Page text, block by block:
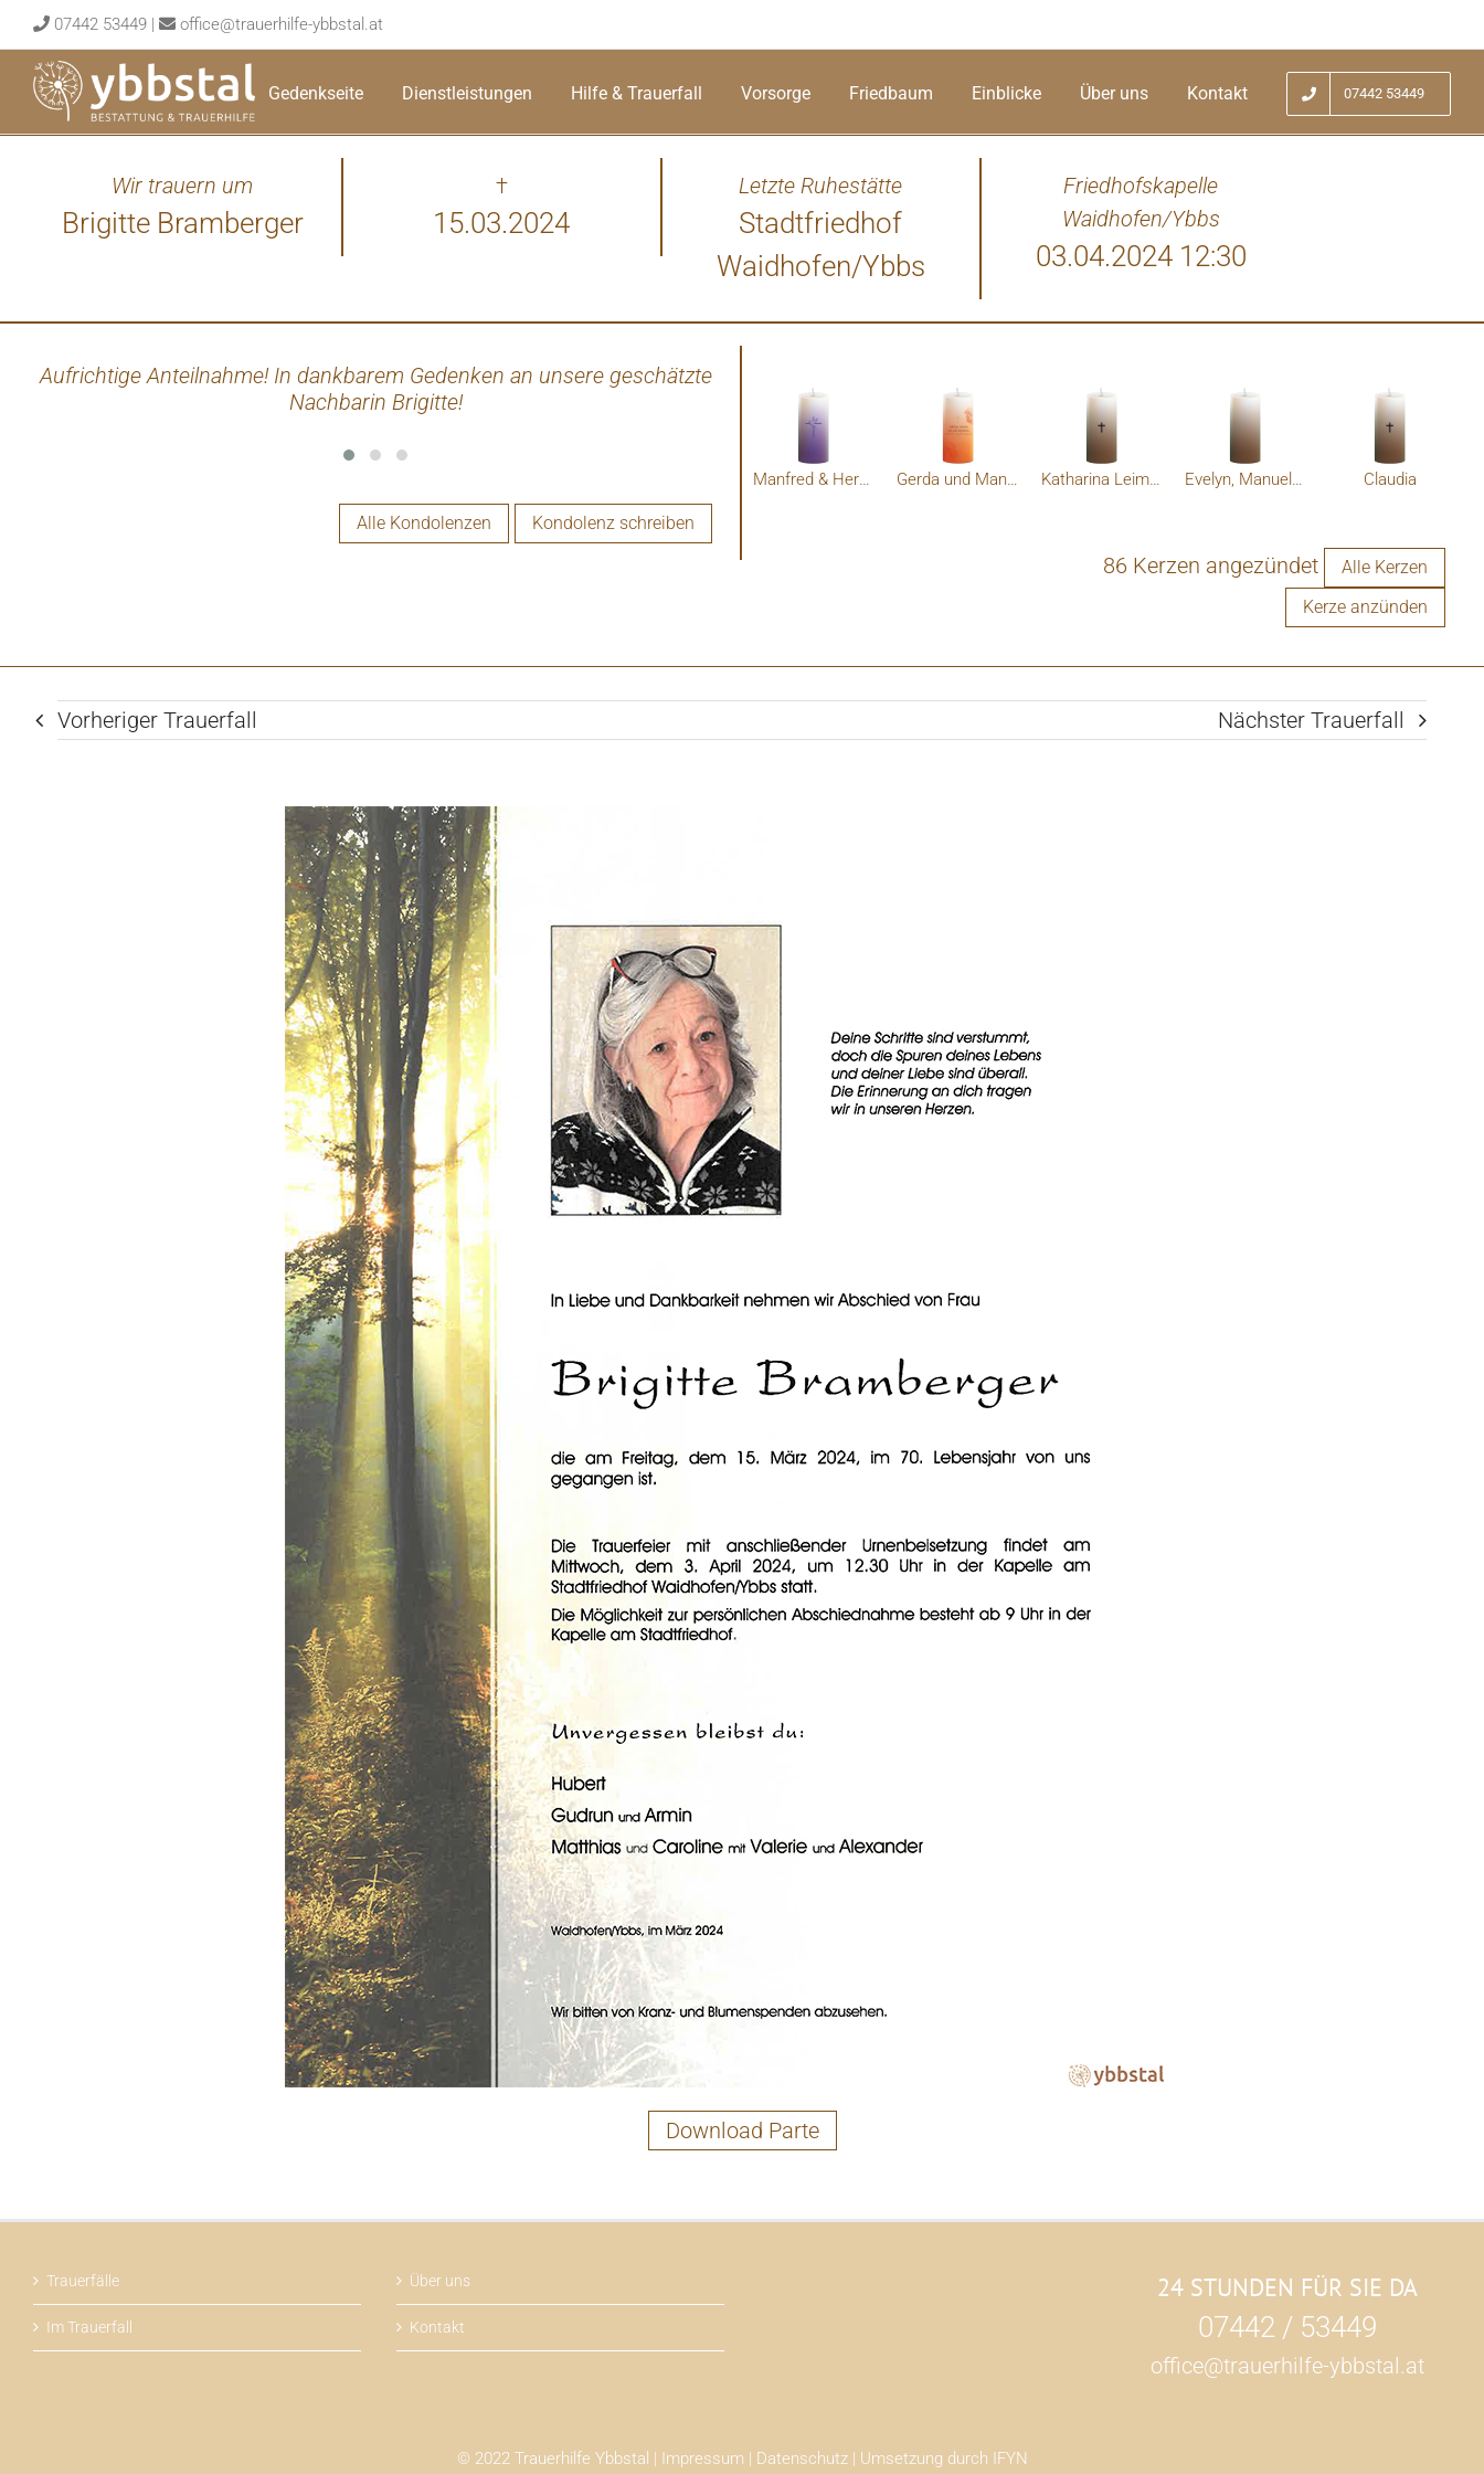
to
content
07442 53449 | office@trauerhilfe-ybbstal.at
Gedenkseite Dienstleistungen Hilfe & Trauerfall Vorsorge Friedbaum Einblicke Über uns Kontakt 07442 53449
Wir trauern um
Brigitte Bramberger
†
15.03.2024
Letzte Ruhestätte
Stadtfriedhof
Waidhofen/Ybbs
Friedhofskapelle
Waidhofen/Ybbs
03.04.2024 12:30
Aufrichtige Anteilnahme! In dankbarem Gedenken an unsere geschätzte
Nachbarin Brigitte!
Alle Kondolenzen Kondolenz schreiben
Manfred & Hermi Riedler Gerda und Manfred Daxelmüller Katharina Leimhofer Evelyn, Manuel und Paul Claudia
86 Kerzen angezündet
Alle Kerzen
Kerze anzünden
Vorheriger Trauerfall Nächster Trauerfall
Download Parte
Trauerfälle
Im Trauerfall
Über uns
Kontakt
24 STUNDEN FÜR SIE DA
07442 / 53449
office@trauerhilfe-ybbstal.at
© 2022 Trauerhilfe Ybbstal | Impressum | Datenschutz| Umsetzung durch IFYN